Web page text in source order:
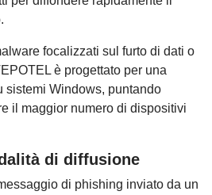
focalizzati sul furto di dati o
è progettato per una
sistemi Windows, puntando
il maggior numero di dispositivi
di diffusione
di phishing inviato da un